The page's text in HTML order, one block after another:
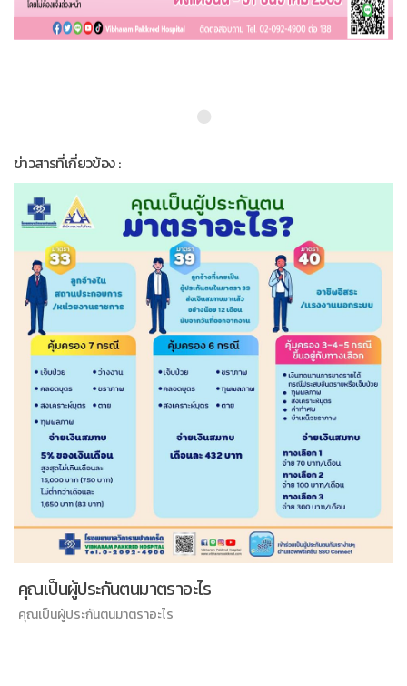
ข่าวสารที่เกี่ยวข้อง :
คุณเป็นผู้ประกันตนมาตราอะไร
คุณเป็นผู้ประกันตนมาตราอะไร